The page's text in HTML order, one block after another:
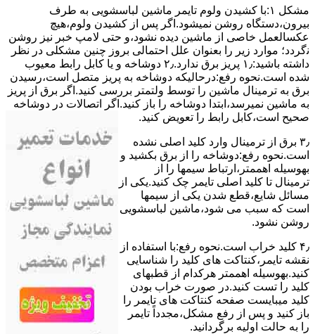
مشکل ۱:ﺑﺎ ﮐﺸﯿﺪن وﻟﻮم ﺗﺎﯾﻤﺮ ماشین لباسشویی به طرف
ﺑﯿﺮون،دستگاه روﺷﻦ نمیشود.اﮔﺮ ﭘﺲ از ﮐﺸﯿﺪن وﻟﻮم،ﻫﯿﭻ
عکسالعمل ﺧﺎﺻﯽ از ﻣﺎﺷﯿﻦ دﯾﺪه نشود،و حتی ﻻﻣﭗ ﺧﺒﺮ ﻧﯿﺰ روﺷﻦ
ﻧگردد؛ موارد زیر را بعنوان ﻋﻠﻞ احتمالی بروز چنین مشکلی در نظر
داشته باشید:۱٫ ﭘﺮﯾﺰ ﺑﺮق ﻧﺪارد.۲٫ دوﺷﺎﺧﻪ و ﯾﺎ ﮐﺎﺑﻞ راﺑﻂ ﻣﻌﯿﻮب
ﺷﺪه است.نحوه رفع:درحالیکه دوﺷﺎﺧﻪ ﺑﻪ ﭘﺮﯾﺰ ﻣﺘﺼﻞ اﺳﺖ،رﺳﯿﺪن
ﺑﺮق ﺑﻪ ﺗﺮﻣﯿﻨﺎل ﻣﺎﺷﯿﻦ را ﺗﻮﺳﻂ ولتمتر بررسی ﮐﻨﯿﺪ.اﮔﺮ ﺑﺮق از ﭘﺮﯾﺰ
ﺑﻪ ﻣﺎﺷﯿﻦ نمیرسد،اﺑﺘﺪا دوشاخه را باز کنید.اﮔﺮ اﺗﺼﺎﻻت در دوشاخه
ﺻﺤﯿﺢ اﺳﺖ،ﮐﺎﺑﻞ راﺑﻂ را ﺗﻌﻮﯾﺾ کنید.
۳٫ ﺑﺮق از ﺗﺮﻣﯿﻨﺎل وارد ﮐﻠﯿﺪ اﺻﻠﯽ ﻧﺸﺪه
است.نحوه رﻓﻊ:دوشاخه را از ﺑﺮق بکشید و
بهوسیله اهممتر،ارﺗﺒﺎط سیمها را از
ﺗﺮﻣﯿﻨﺎل ﺗﺎ ﮐﻠﯿﺪ اﺻﻠﯽ ﺗﺎﯾﻤﺮ چک کنید.یکی از
مسائل شایع،ﻗﻄﻊ شدن ﯾﮑﯽ از سیمها
است که سبب می شود،ﻣﺎﺷﯿﻦ لباسشویی
روﺷﻦ نشود.
۴٫ ﮐﻠﯿﺪ ﺧﺮاب اﺳﺖ.نحوه رفع:ﺑﺎ اﺳﺘﻔﺎده از
ﻧﻘﺸﻪ ﺗﺎﯾﻤﺮ،ﮐﻨﺘﺎﮐﺖ ﻫﺎی ﮐﻠﯿﺪ را ﺷﻨﺎﺳﺎﯾﯽ
کنید.بهوسیله اهممتر هرکدام از قطبهای
ﮐﻠﯿﺪ را ﺗﺴﺖ ﮐﻨﯿﺪ.در ﺻﻮرت ﺧﺮاب ﺑﻮدن
ﮐﻠﯿﺪ میبایست ﺻﻔﺤﻪ ﮐﻨﺘﺎﮐﺖ ﻫﺎی ﺗﺎﯾﻤﺮ را
باز کنید و ﭘﺲ از رﻓﻊ مشکل،مجدداً ﺗﺎﯾﻤﺮ
را به حالت اوﻟﯿﻪ برگردانید.